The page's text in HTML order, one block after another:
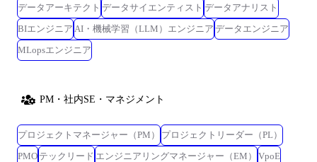
データアーキテクト データサイエンティスト データアナリスト
BIエンジニア AI・機械学習（LLM）エンジニア データエンジニア
MLopsエンジニア
PM・社内SE・マネジメント
プロジェクトマネージャー（PM）
プロジェクトリーダー（PL）
PMO テックリード エンジニアリングマネージャー（EM）
VpoE